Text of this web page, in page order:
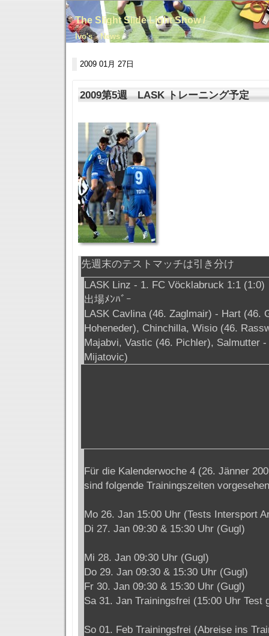
The Slight Slide Light Show /
Ivo's News
2009 01月 27日
2009第5週 LASK トレーニング予定
先週末のテストマッチは引き分け
LASK Linz - 1. FC Vöcklabruck 1:1 (1:0)
出場ﾒﾝﾊﾞｰ
LASK Cavlina (46. Zaglmair) - Hart (46.
Hoheneder), Chinchilla, Wisio (46.
Majabvi, Vastic (46. Pichler), Salmutter
Mijatovic)
Für die Kalenderwoche 4 (26. Jänner
sind folgende Trainingszeiten
Mo 26. Jan 15:00 Uhr (Tests Intersport
Di 27. Jan 09:30 & 15:30 Uhr (Gugl)
Mi 28. Jan 09:30 Uhr (Gugl)
Do 29. Jan 09:30 & 15:30 Uhr (Gugl)
Fr 30. Jan 09:30 & 15:30 Uhr (Gugl)
Sa 31. Jan Trainingsfrei (15:00 Uhr Test
So 01. Feb Trainingsfrei (Abreise ins